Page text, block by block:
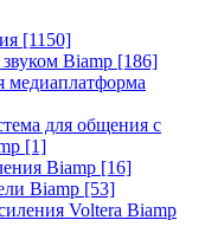
[1150]
Biamp [186]
медиаплатформа
для общения с
[1]
Biamp [16]
Biamp [53]
Voltera Biamp